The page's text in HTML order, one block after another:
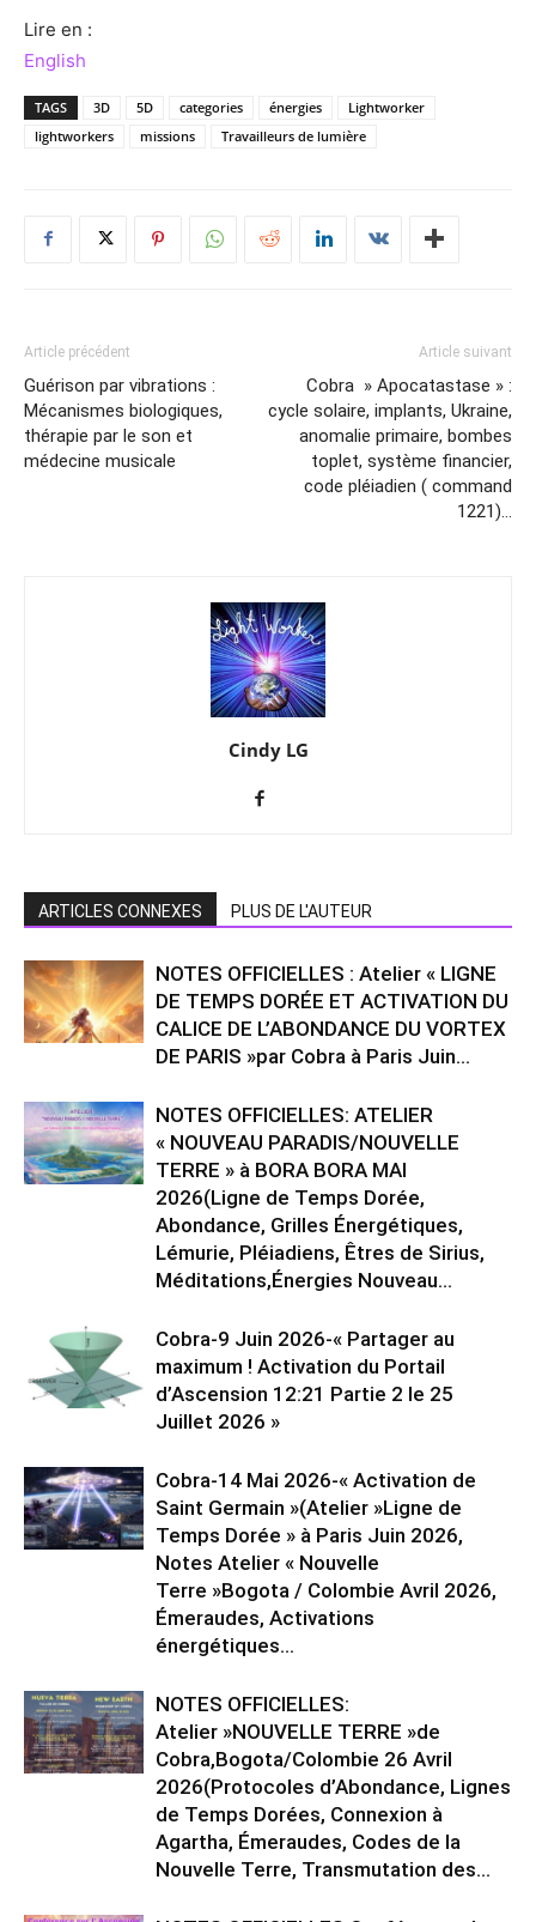
Lire en :
English
TAGS 3D 5D categories énergies
Lightworker
lightworkers
missions Travailleurs de lumière
Article précédent
Guérison par vibrations :
Mécanismes biologiques,
thérapie par le son et
médecine musicale
Article suivant
Cobra » Apocatastase » :
cycle solaire, implants, Ukraine,
anomalie primaire, bombes
toplet, système financier,
code pléiadien ( command
1221)…
Cindy LG
ARTICLES CONNEXES PLUS DE L'AUTEUR
NOTES OFFICIELLES : Atelier « LIGNE
DE TEMPS DORÉE ET ACTIVATION DU
CALICE DE L’ABONDANCE DU VORTEX
DE PARIS »par Cobra à Paris Juin...
NOTES OFFICIELLES: ATELIER
« NOUVEAU PARADIS/NOUVELLE
TERRE » à BORA BORA MAI
2026(Ligne de Temps Dorée,
Abondance, Grilles Énergétiques,
Lémurie, Pléiadiens, Êtres de Sirius,
Méditations,Énergies Nouveau...
Cobra-9 Juin 2026-« Partager au
maximum ! Activation du Portail
d’Ascension 12:21 Partie 2 le 25
Juillet 2026 »
Cobra-14 Mai 2026-« Activation de
Saint Germain »(Atelier »Ligne de
Temps Dorée » à Paris Juin 2026,
Notes Atelier « Nouvelle
Terre »Bogota / Colombie Avril 2026,
Émeraudes, Activations
énergétiques...
NOTES OFFICIELLES:
Atelier »NOUVELLE TERRE »de
Cobra,Bogota/Colombie 26 Avril
2026(Protocoles d’Abondance, Lignes
de Temps Dorées, Connexion à
Agartha, Émeraudes, Codes de la
Nouvelle Terre, Transmutation des...